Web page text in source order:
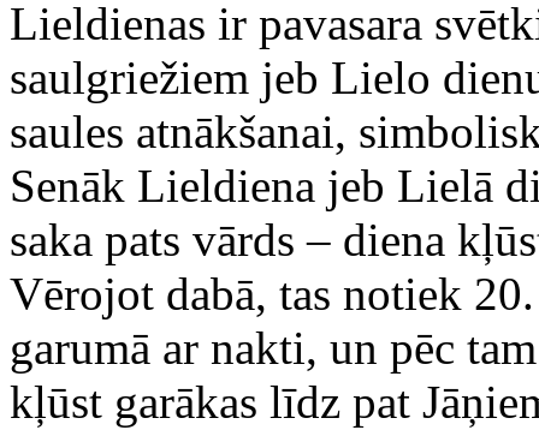
Lieldienas ir pavasara
saulgriežiem jeb Lielo
saules atnākšanai,
Senāk Lieldiena jeb Lielā
saka pats vārds – diena
Vērojot dabā, tas notiek
garumā ar nakti, un pēc
kļūst garākas līdz pat